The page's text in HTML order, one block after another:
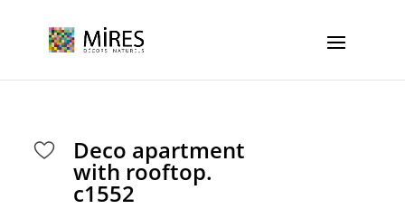
Deco apartment
with rooftop.
c1552